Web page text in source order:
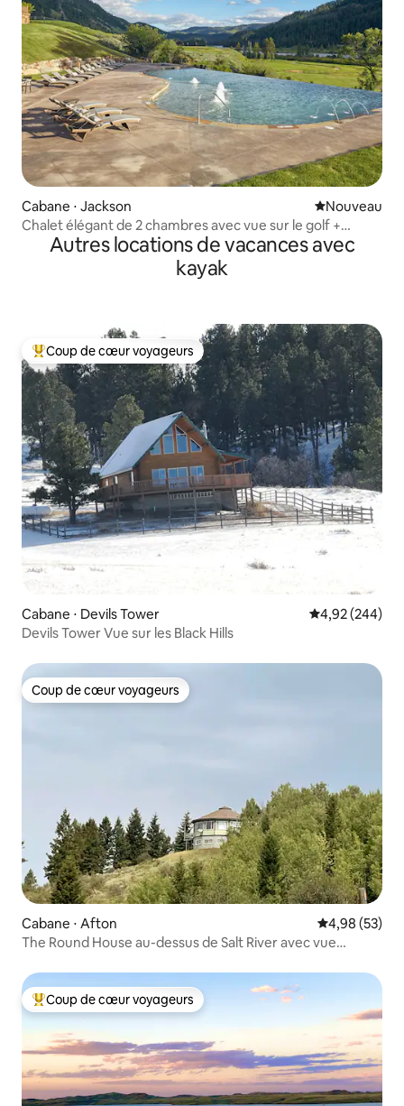
Cabane ⋅ Jackson Nouvel
Nouveau
Chalet élégant de 2 chambres avec vue sur le golf +
jacuzzi et barbecue
Autres locations de vacances avec
kayak
Coups de cœur voyageurs les plus appréciés
Coup de cœur voyageurs
Cabane ⋅ Devils Tower Évaluation
4,92 (244)
Devils Tower Vue sur les Black Hills
Coup de cœur voyageurs
Coup de cœur voyageurs
Cabane ⋅ Afton Évaluation
4,98 (53)
The Round House au-dessus de Salt River avec vue
Coups de cœur voyageurs les plus appréciés
Coup de cœur voyageurs